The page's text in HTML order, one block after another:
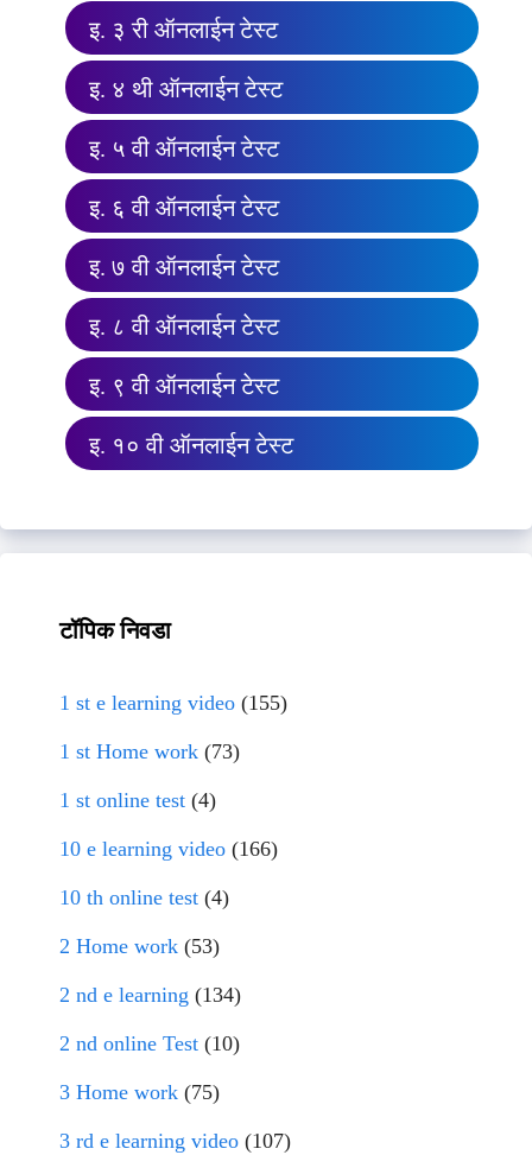
इ. ३ री ऑनलाईन टेस्ट
इ. ४ थी ऑनलाईन टेस्ट
इ. ५ वी ऑनलाईन टेस्ट
इ. ६ वी ऑनलाईन टेस्ट
इ. ७ वी ऑनलाईन टेस्ट
इ. ८ वी ऑनलाईन टेस्ट
इ. ९ वी ऑनलाईन टेस्ट
इ. १० वी ऑनलाईन टेस्ट
टॉपिक निवडा
1 st e learning video (155)
1 st Home work (73)
1 st online test (4)
10 e learning video (166)
10 th online test (4)
2 Home work (53)
2 nd e learning (134)
2 nd online Test (10)
3 Home work (75)
3 rd e learning video (107)